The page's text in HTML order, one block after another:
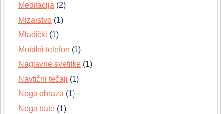
Meditacija (2)
Mizarstvo (1)
Mladički (1)
Mobilni telefon (1)
Naglavne svetilke (1)
Navtični tečaji (1)
Nega obraza (1)
Nega trate (1)